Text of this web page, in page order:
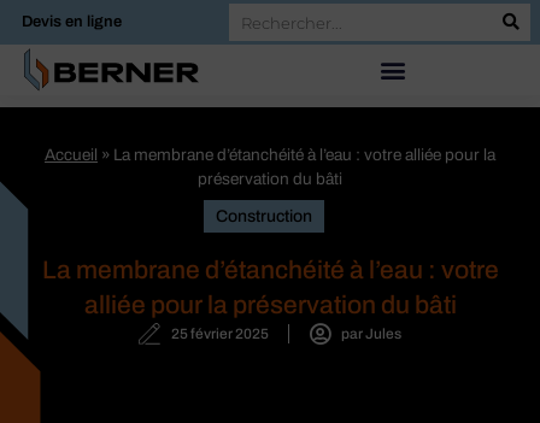
Devis en ligne
Accueil » La membrane d’étanchéité à l’eau : votre alliée pour la
préservation du bâti
Construction
La membrane d’étanchéité à l’eau : votre
alliée pour la préservation du bâti
25 février 2025 parJules